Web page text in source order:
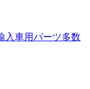
入車用パーツ多数